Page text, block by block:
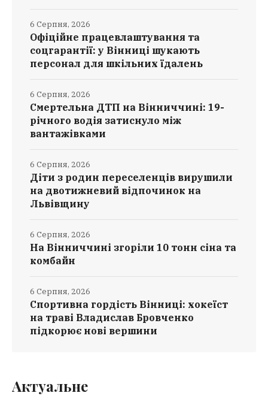
Офіційне працевлаштування та
соцгарантії: у Вінниці шукають
персонал для шкільних їдалень
6 Серпня, 2026
Смертельна ДТП на Вінниччині: 19-
річного водія затиснуло між
вантажівками
6 Серпня, 2026
Діти з родин переселенців вирушили
на двотижневий відпочинок на
Львівщину
6 Серпня, 2026
На Вінниччині згоріли 10 тонн сіна та
комбайн
6 Серпня, 2026
Спортивна гордість Вінниці: хокеїст
на траві Владислав Бровченко
підкорює нові вершини
6 Серпня, 2026
Актуальне